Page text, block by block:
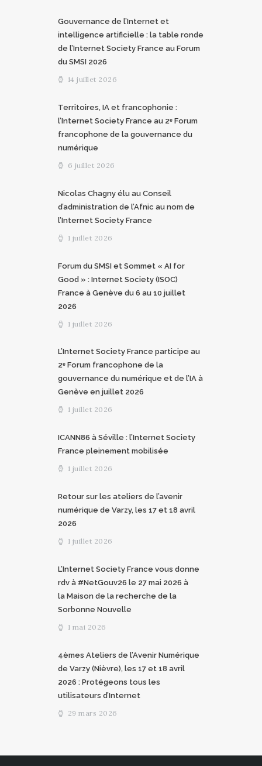
Gouvernance de l’Internet et
intelligence artificielle : la table ronde
de l’Internet Society France au Forum
du SMSI 2026
14 juillet 2026
Territoires, IA et francophonie :
l’Internet Society France au 2ᵉ Forum
francophone de la gouvernance du
numérique
6 juillet 2026
Nicolas Chagny élu au Conseil
d’administration de l’Afnic au nom de
l’Internet Society France
1 juillet 2026
Forum du SMSI et Sommet « AI for
Good » : Internet Society (ISOC)
France à Genève du 6 au 10 juillet
2026
1 juillet 2026
L’Internet Society France participe au
2ᵉ Forum francophone de la
gouvernance du numérique et de l’IA à
Genève en juillet 2026
1 juillet 2026
ICANN86 à Séville : l’Internet Society
France pleinement mobilisée
1 juillet 2026
Retour sur les ateliers de l’avenir
numérique de Varzy, les 17 et 18 avril
2026
1 juillet 2026
L’Internet Society France vous donne
rdv à #NetGouv26 le 27 mai 2026 à
la Maison de la recherche de la
Sorbonne Nouvelle
1 mai 2026
4èmes Ateliers de l’Avenir Numérique
de Varzy (Nièvre), les 17 et 18 avril
2026 : Protégeons tous les
utilisateurs d’Internet
29 mars 2026